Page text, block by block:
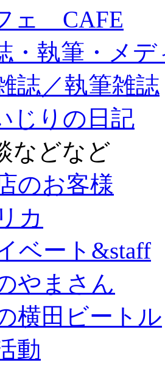
ェ CAFE
・執筆・メ
誌／執筆雑誌
じりの日記
などなど
のお客様
カ
ベート&staff
やまさん
横田ビートル
動